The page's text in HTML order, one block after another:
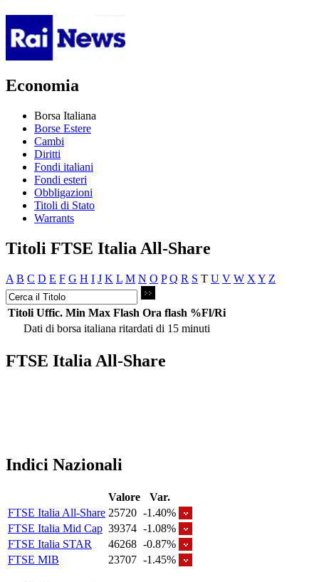
Economia
Borsa Italiana
Borse Estere
Cambi
Diritti
Fondi italiani
Fondi esteri
Obbligazioni
Titoli di Stato
Warrants
Titoli FTSE Italia All-Share
A B C D E F G H I J K L M N O P Q R S T U V W X Y Z
Titoli Uffic. Min Max Flash Ora flash %Fl/Ri
Dati di borsa italiana ritardati di 15 minuti
FTSE Italia All-Share
Indici Nazionali
Valore
Var.
FTSE Italia All-Share 25720 -1.40%
FTSE Italia Mid Cap 39374 -1.08%
FTSE Italia STAR
46268 -0.87%
FTSE MIB
23707 -1.45%